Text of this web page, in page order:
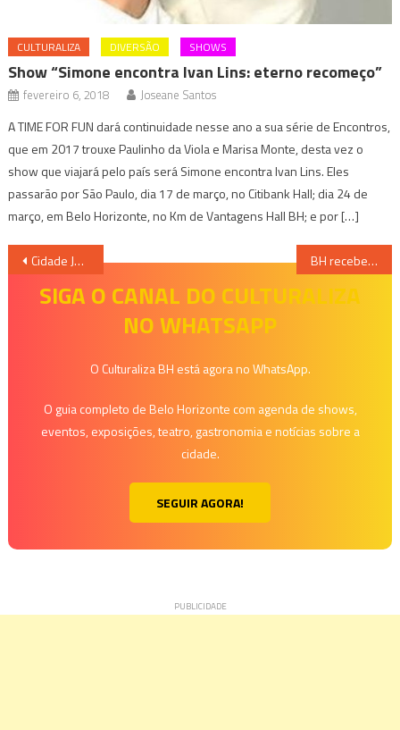
CULTURALIZA DIVERSÃO SHOWS
Show “Simone encontra Ivan Lins: eterno recomeço”
fevereiro 6, 2018 Joseane Santos
A TIME FOR FUN dará continuidade nesse ano a sua série de Encontros,
que em 2017 trouxe Paulinho da Viola e Marisa Monte, desta vez o
show que viajará pelo país será Simone encontra Ivan Lins. Eles
passarão por São Paulo, dia 17 de março, no Citibank Hall; dia 24 de
março, em Belo Horizonte, no Km de Vantagens Hall BH; e por […]
Navegação
Cidade Junina anuncia edição comemorativa de 5 anos em BH BH recebe maior evento gastronômico feminino do Brasil com foco em Confeitaria e no empreendedorismo no Lar, o Confeitar Brasil 2026.
SIGA O CANAL DO CULTURALIZA
NO WHATSAPP
O Culturaliza BH está agora no WhatsApp.
O guia completo de Belo Horizonte com agenda de shows,
eventos, exposições, teatro, gastronomia e notícias sobre a
cidade.
SEGUIR AGORA!